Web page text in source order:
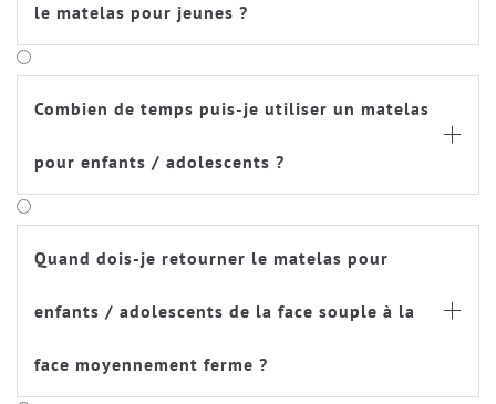
le matelas pour jeunes ?
Combien de temps puis-je utiliser un matelas
pour enfants / adolescents ?

Quand dois-je retourner le matelas pour
enfants / adolescents de la face souple à la
face moyennement ferme ?
